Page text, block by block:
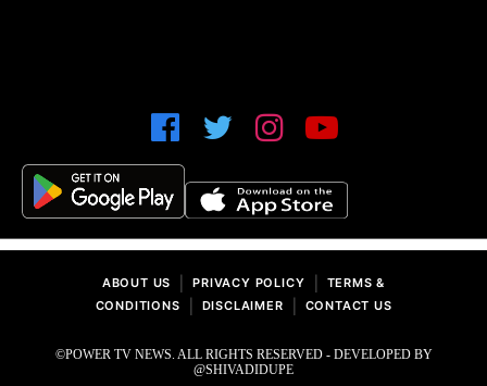
ABOUT US PRIVACY POLICY
TERMS &
CONDITIONS
DISCLAIMER CONTACT US
©POWER TV NEWS. ALL RIGHTS RESERVED - DEVELOPED BY
@SHIVADIDUPE